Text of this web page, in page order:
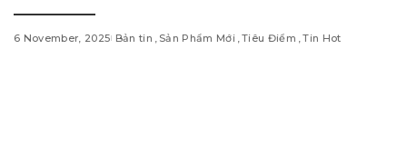
6 November, 2025 Bản tin Sản Phẩm Mới Tiêu Điểm Tin Hot